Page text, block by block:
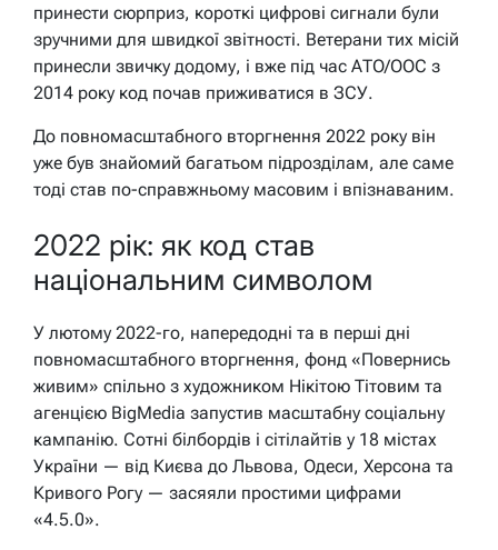
принести сюрприз, короткі цифрові сигнали були
зручними для швидкої звітності. Ветерани тих місій
принесли звичку додому, і вже під час АТО/ООС з
2014 року код почав приживатися в ЗСУ.
До повномасштабного вторгнення 2022 року він
уже був знайомий багатьом підрозділам, але саме
тоді став по-справжньому масовим і впізнаваним.
2022 рік: як код став
національним символом
У лютому 2022-го, напередодні та в перші дні
повномасштабного вторгнення, фонд «Повернись
живим» спільно з художником Нікітою Тітовим та
агенцією BigMedia запустив масштабну соціальну
кампанію. Сотні білбордів і сітілайтів у 18 містах
України — від Києва до Львова, Одеси, Херсона та
Кривого Рогу — засяяли простими цифрами
«4.5.0».